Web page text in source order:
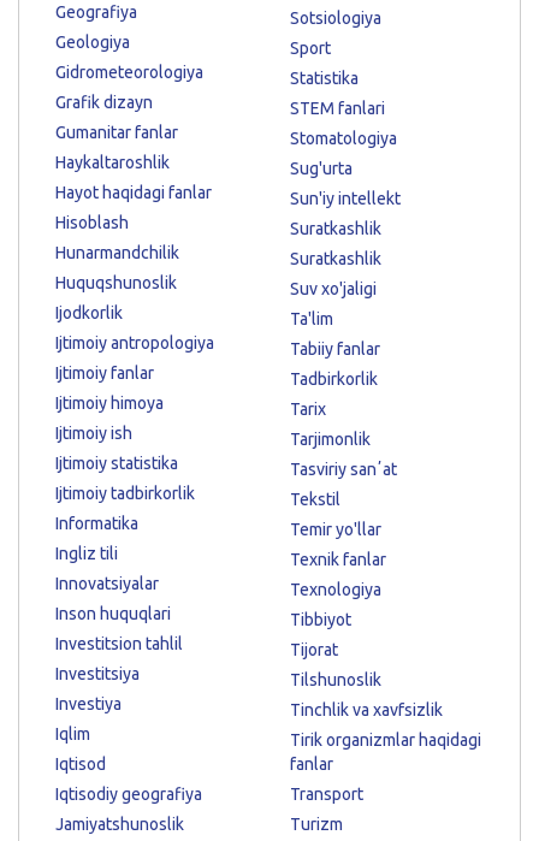
Geografiya
Geologiya
Gidrometeorologiya
Grafik dizayn
Gumanitar fanlar
Haykaltaroshlik
Hayot haqidagi fanlar
Hisoblash
Hunarmandchilik
Huquqshunoslik
Ijodkorlik
Ijtimoiy antropologiya
Ijtimoiy fanlar
Ijtimoiy himoya
Ijtimoiy ish
Ijtimoiy statistika
Ijtimoiy tadbirkorlik
Informatika
Ingliz tili
Innovatsiyalar
Inson huquqlari
Investitsion tahlil
Investitsiya
Investiya
Iqlim
Iqtisod
Iqtisodiy geografiya
Jamiyatshunoslik
Sotsiologiya
Sport
Statistika
STEM fanlari
Stomatologiya
Sug'urta
Sun'iy intellekt
Suratkashlik
Suratkashlik
Suv xo'jaligi
Ta'lim
Tabiiy fanlar
Tadbirkorlik
Tarix
Tarjimonlik
Tasviriy sanʼat
Tekstil
Temir yo'llar
Texnik fanlar
Texnologiya
Tibbiyot
Tijorat
Tilshunoslik
Tinchlik va xavfsizlik
Tirik organizmlar haqidagi
fanlar
Transport
Turizm